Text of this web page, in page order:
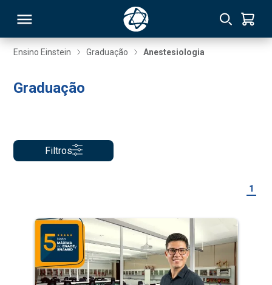
Ensino Einstein Graduação Anestesiologia
Graduação
Filtros
1